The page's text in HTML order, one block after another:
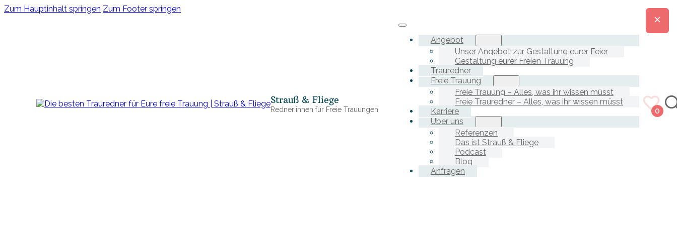
Zum Hauptinhalt springen Zum Footer springen
Strauß & Fliege
Redner:innen für Freie Trauungen
Angebot
Unser Angebot zur Gestaltung eurer Feier
Gestaltung eurer Freien Trauung
Trauredner
Freie Trauung
Freie Trauung – Alles, was ihr wissen müsst
Freie Trauredner – Alles, was ihr wissen müsst
Karriere
Über uns
Referenzen
Das ist Strauß & Fliege
Podcast
Blog
Anfragen
0